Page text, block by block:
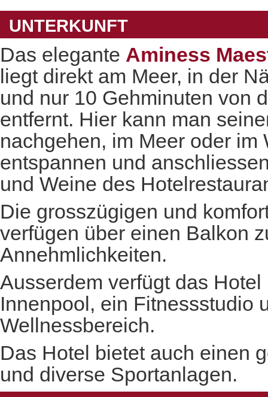
UNTERKUNFT
Das elegante Aminess
liegt direkt am Meer, in der
und nur 10 Gehminuten von
entfernt. Hier kann man
nachgehen, im Meer oder im
entspannen und
und Weine des
Die grosszügigen und
verfügen über einen Balkon
Annehmlichkeiten.
Ausserdem verfügt das
Innenpool, ein Fitnessstudio
Wellnessbereich.
Das Hotel bietet auch einen
und diverse Sportanlagen.